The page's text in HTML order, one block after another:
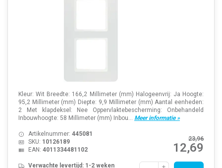
Kleur: Wit Breedte: 166,2 Millimeter (mm) Halogeenvrij: Ja Hoogte:
95,2 Millimeter (mm) Diepte: 9,9 Millimeter (mm) Aantal eenheden:
2 Met klapdeksel: Nee Oppervlaktebescherming: Onbehandeld
Inbouwhoogte: 58 Millimeter (mm) Inbou... Meer informatie »
23,96
12,69
Artikelnummer: 445081
SKU: 10126189
EAN: 4011334481102
Verwachte levertijd: 1-2 weken